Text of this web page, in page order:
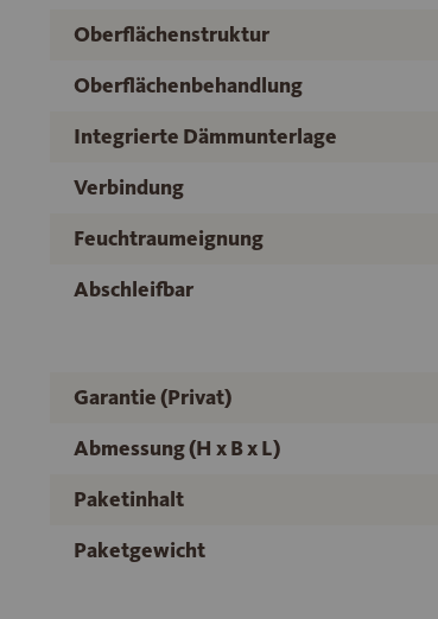
Oberflächenstruktur
Oberflächenbehandlung
Integrierte Dämmunterlage
Verbindung
Feuchtraumeignung
Abschleifbar
Garantie (Privat)
Abmessung (H x B x L)
Paketinhalt
Paketgewicht